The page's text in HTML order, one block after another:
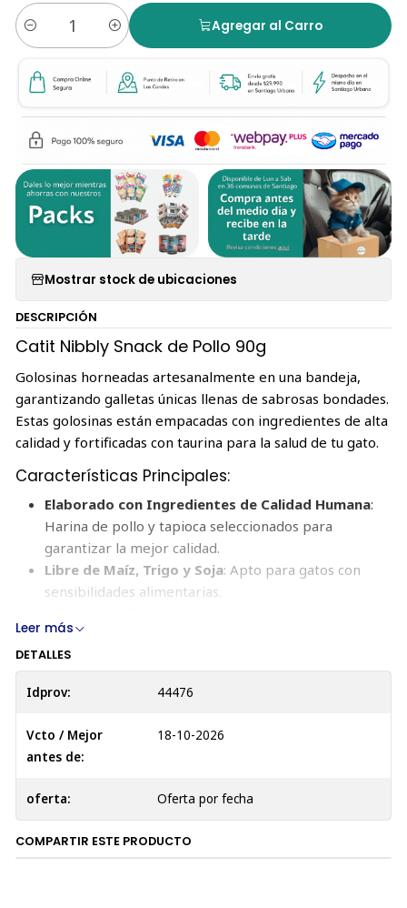
Cantidad
Agregar al Carro
Mostrar stock de ubicaciones
DESCRIPCIÓN
Catit Nibbly Snack de Pollo 90g
Golosinas horneadas artesanalmente en una bandeja,
garantizando galletas únicas llenas de sabrosas bondades.
Estas golosinas están empacadas con ingredientes de alta
calidad y fortificadas con taurina para la salud de tu gato.
Características Principales:
Elaborado con Ingredientes de Calidad Humana:
Harina de pollo y tapioca seleccionados para
garantizar la mejor calidad.
Libre de Maíz, Trigo y Soja: Apto para gatos con
sensibilidades alimentarias.
dedos y facilita la limpieza.
Rico en Carne de Alta Calidad
Fortificado con Taurina
Ingredientes:
Tapioca
Melaza de caña
Leer más
DETALLES
Idprov: 44476
Vcto / Mejor
antes de:
18-10-2026
oferta: Oferta por fecha
COMPARTIR ESTE PRODUCTO